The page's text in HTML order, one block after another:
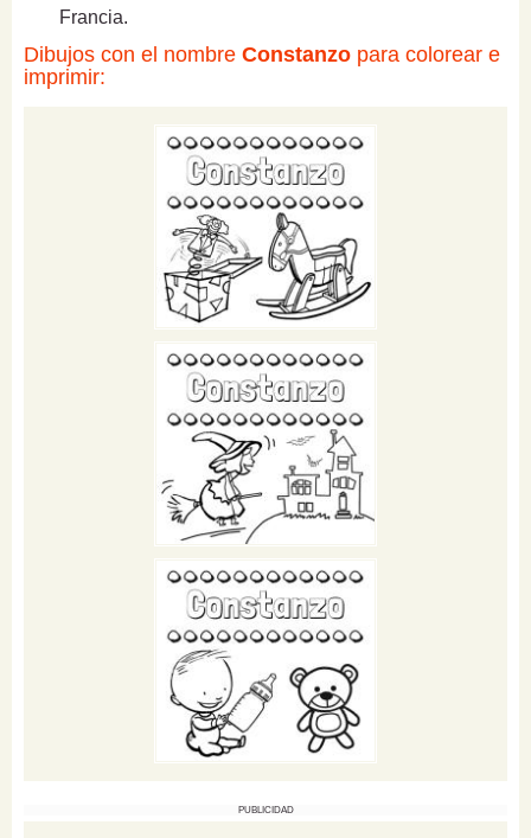
Francia.
Dibujos con el nombre Constanzo para colorear e
imprimir:
PUBLICIDAD